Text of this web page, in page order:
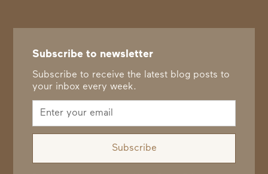
Subscribe to newsletter
Subscribe to receive the latest blog posts to
your inbox every week.